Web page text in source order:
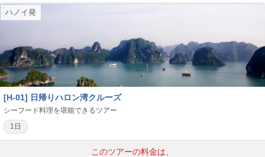
ハノイ発
[H-01] 日帰りハロン湾クルーズ
シーフード料理を堪能できるツアー
1日
このツアーの料金は、